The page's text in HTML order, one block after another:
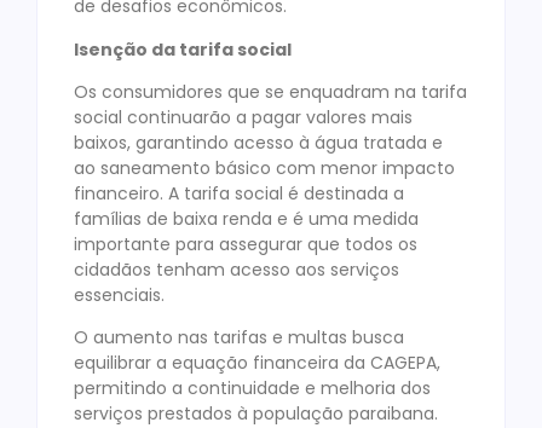
de desafios econômicos.
Isenção da tarifa social
Os consumidores que se enquadram na tarifa
social continuarão a pagar valores mais
baixos, garantindo acesso à água tratada e
ao saneamento básico com menor impacto
financeiro. A tarifa social é destinada a
famílias de baixa renda e é uma medida
importante para assegurar que todos os
cidadãos tenham acesso aos serviços
essenciais.
O aumento nas tarifas e multas busca
equilibrar a equação financeira da CAGEPA,
permitindo a continuidade e melhoria dos
serviços prestados à população paraibana.